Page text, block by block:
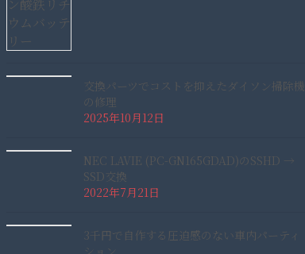
交換パーツでコストを抑えたダイソン掃除機
の修理
2025年10月12日
NEC LAVIE (PC-GN165GDAD)のSSHD →
SSD交換
2022年7月21日
3千円で自作する圧迫感のない車内パーティ
ション